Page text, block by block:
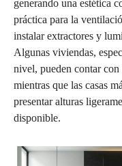
generando una estética
práctica para la
instalar extractores y
Algunas viviendas,
nivel, pueden contar
mientras que las casas
presentar alturas
disponible.